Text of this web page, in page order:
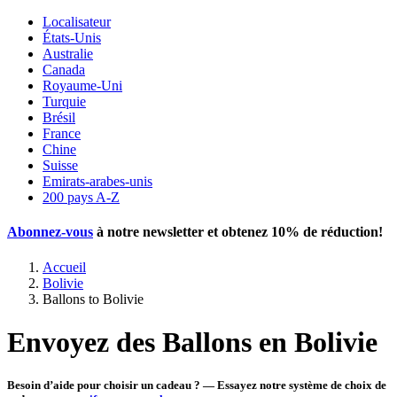
Localisateur
États-Unis
Australie
Canada
Royaume-Uni
Turquie
Brésil
France
Chine
Suisse
Emirats-arabes-unis
200 pays A-Z
Abonnez-vous à notre newsletter et obtenez 10% de réduction!
Accueil
Bolivie
Ballons to Bolivie
Envoyez des Ballons en Bolivie
Besoin d’aide pour choisir un cadeau ? — Essayez notre système de choix de